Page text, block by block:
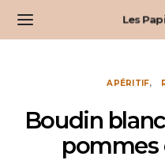
Les
APÉRITIF
Boudin
pommes